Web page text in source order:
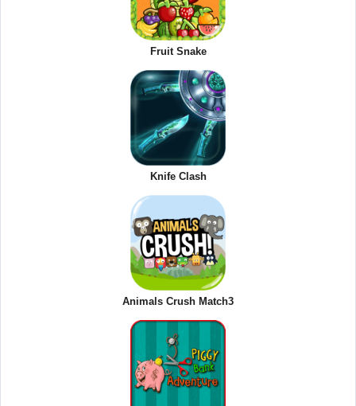
Fruit Snake
Knife Clash
Animals Crush Match3